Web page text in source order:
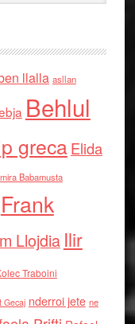
llalla asllan
Behlul
grecaElida
Babamusta
Frank
Llojdia Ilir
Traboini
Gecaj nderroi jete ne